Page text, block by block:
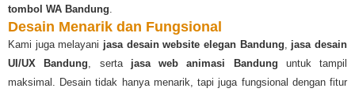
tombol WA Bandung.
Desain Menarik dan Fungsional
Kami juga melayani jasa desain website elegan Bandung, jasa desain
UI/UX Bandung, serta jasa web animasi Bandung untuk tampil
maksimal. Desain tidak hanya menarik, tapi juga fungsional dengan fitur